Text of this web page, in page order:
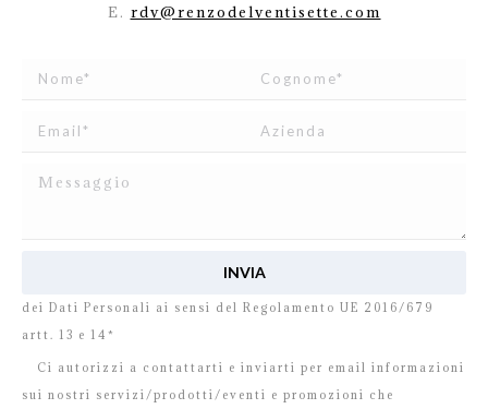
E. rdv@renzodelventisette.com
dei Dati Personali ai sensi del Regolamento UE 2016/679
artt. 13 e 14*
Ci autorizzi a contattarti e inviarti per email informazioni
sui nostri servizi/prodotti/eventi e promozioni che